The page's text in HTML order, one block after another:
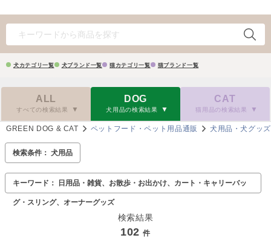
犬カテゴリ一覧 犬ブランド一覧 猫カテゴリ一覧 猫ブランド一覧
ALL
すべての検索結果
DOG
犬用品の検索結果
CAT
猫用品の検索結果
GREEN DOG & CAT ペットフード・ペット用品通販 犬用品・犬グッズ
検索条件： 犬用品
キーワード： 日用品・雑貨、お散歩・お出かけ、カート・キャリーバッ
グ・スリング、オーナーグッズ
検索結果
102 件